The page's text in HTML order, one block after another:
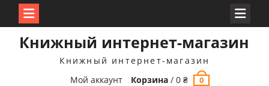
Книжный интернет-магазин
Книжный интернет-магазин
Мой аккаунт
Корзина /0₴ 0